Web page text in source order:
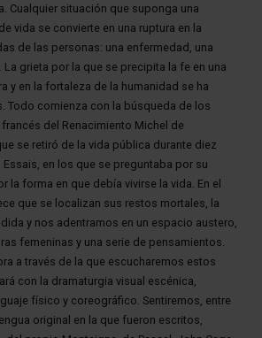
Cualquier situación que suponga una
vida se convierte en una ruptura en la
de las personas: una enfermedad, una
grieta por la que se precipita la fe en una
y en la fortaleza de la humanidad se ha
Todo comienza con la búsqueda de los
del Renacimiento Michel de
se retiró de la vida pública durante diez
en los que se preguntaba por su
la forma en que debía vivirse la vida. En el
que se localizan sus restos mortales, la
y nos adentramos en un espacio austero,
femeninas y una serie de pensamientos.
a través de la que escucharemos estos
con la dramaturgia visual escénica,
físico y coreográfico. Sentiremos, entre
original en la que fueron escritos,